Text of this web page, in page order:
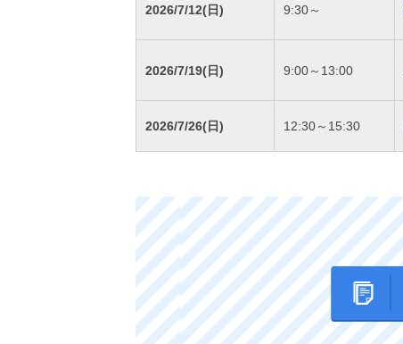
2026/7/12(日) 9:30～
2026/7/19(日) 9:00～13:00
2026/7/26(日) 12:30～15:30